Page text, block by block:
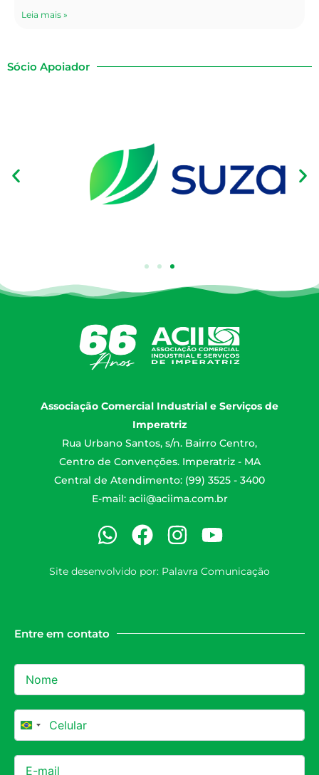
Leia mais »
Sócio Apoiador
Associação Comercial Industrial e Serviços de
Imperatriz
Rua Urbano Santos, s/n. Bairro Centro,
Centro de Convenções. Imperatriz - MA
Central de Atendimento: (99) 3525 - 3400
E-mail: acii@aciima.com.br
Site desenvolvido por: Palavra Comunicação
Entre em contato
Brazil +55